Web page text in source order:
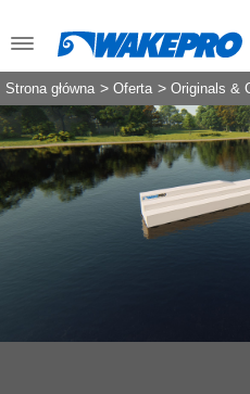
Strona główna Oferta Originals &